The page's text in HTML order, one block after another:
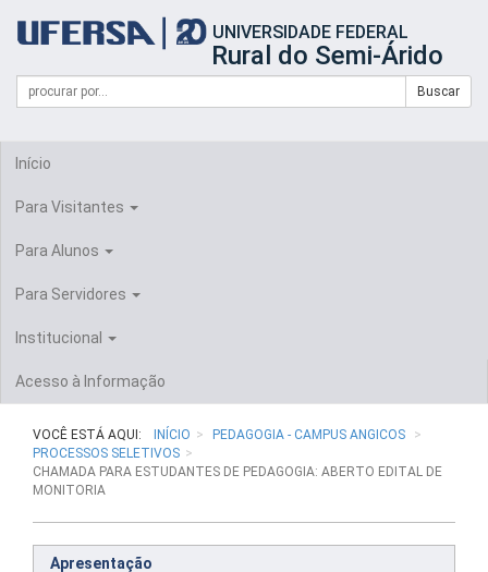
portal
UFERSA
UNIVERSIDADE FEDERAL
Rural do Semi-Árido
Formulário
Busca
Campo
de
Buscar
Início
Para Visitantes
Para Alunos
Para Servidores
Institucional
Acesso à Informação
VOCÊ ESTÁ AQUI: INÍCIO
PEDAGOGIA - CAMPUS ANGICOS
PROCESSOS SELETIVOS
CHAMADA PARA ESTUDANTES DE PEDAGOGIA: ABERTO EDITAL DE
MONITORIA
Apresentação